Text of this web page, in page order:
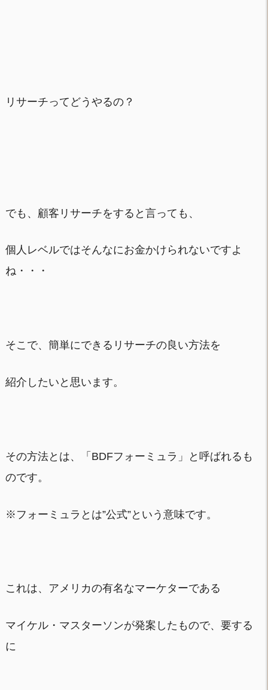
リサーチってどうやるの？
でも、顧客リサーチをすると言っても、
個人レベルではそんなにお金かけられないですよ
ね・・・
そこで、簡単にできるリサーチの良い方法を
紹介したいと思います。
その方法とは、「BDFフォーミュラ」と呼ばれるも
のです。
※フォーミュラとは”公式”という意味です。
これは、アメリカの有名なマーケターである
マイケル・マスターソンが発案したもので、要する
に